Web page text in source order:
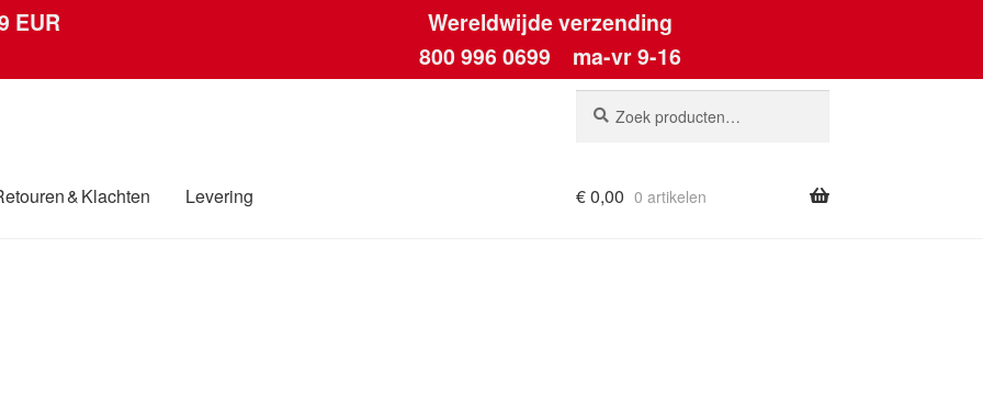
EUR
Wereldwijde verzending
800 996 0699 ma-vr 9-16
naar:
& Klachten Levering €0,00 0 artikelen